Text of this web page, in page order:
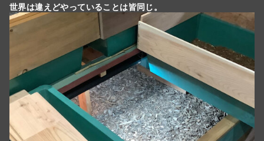
世界は違えどやっていることは皆同じ。